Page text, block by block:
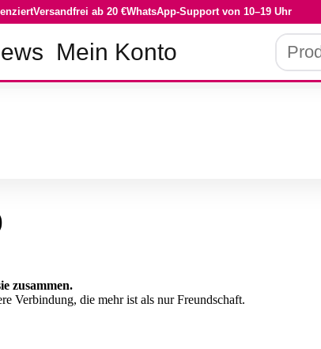
Versandfrei ab 20 €WhatsApp-Support von 10–19 Uhr
Mein Konto
Produkte
suchen
zusammen.
Verbindung, die mehr ist als nur Freundschaft.